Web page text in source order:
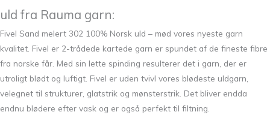
uld fra Rauma garn:
Fivel Sand melert 302 100% Norsk uld – mød vores nyeste garn
kvalitet. Fivel er 2-trådede kartede garn er spundet af de fineste fibre
fra norske får. Med sin lette spinding resulterer det i garn, der er
utroligt blødt og luftigt. Fivel er uden tvivl vores blødeste uldgarn,
velegnet til strukturer, glatstrik og mønsterstrik. Det bliver endda
endnu blødere efter vask og er også perfekt til filtning.